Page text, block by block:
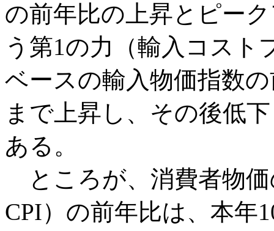
の前年比の上昇とピー
う第1の力（輸入コスト
ベースの輸入物価指数
まで上昇し、その後低
ある。
ところが、消費者物
CPI）の前年比は、本年